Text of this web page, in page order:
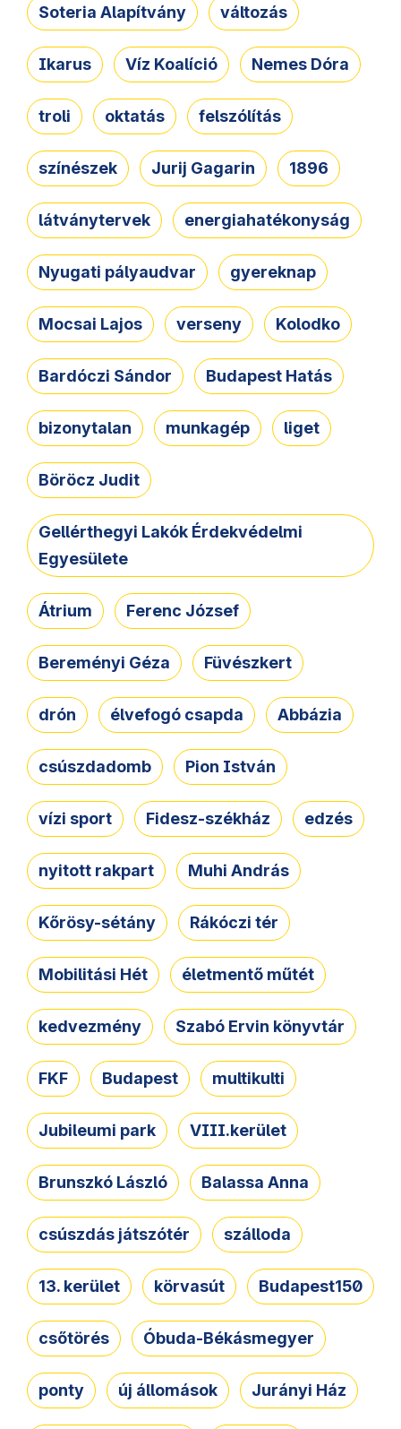
Soteria Alapítvány változás
Ikarus Víz Koalíció Nemes Dóra
troli oktatás felszólítás
színészek Jurij Gagarin 1896
látványtervek energiahatékonyság
Nyugati pályaudvar gyereknap
Mocsai Lajos verseny Kolodko
Bardóczi Sándor Budapest Hatás
bizonytalan munkagép liget
Böröcz Judit
Gellérthegyi Lakók Érdekvédelmi
Egyesülete
Átrium Ferenc József
Bereményi Géza Füvészkert
drón élvefogó csapda Abbázia
csúszdadomb Pion István
vízi sport Fidesz-székház edzés
nyitott rakpart Muhi András
Kőrösy-sétány Rákóczi tér
Mobilitási Hét életmentő műtét
kedvezmény Szabó Ervin könyvtár
FKF Budapest multikulti
Jubileumi park VIII.kerület
Brunszkó László Balassa Anna
csúszdás játszótér szálloda
13. kerület körvasút Budapest150
csőtörés Óbuda-Békásmegyer
ponty új állomások Jurányi Ház